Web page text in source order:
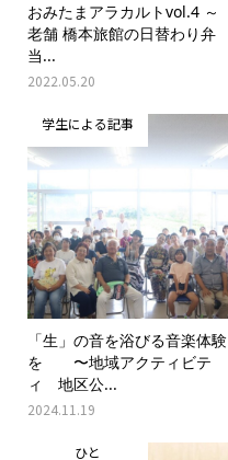
おみたまアラカルトvol.4 ～
老舗 橋本旅館の日替わり弁
当...
2022.05.20
学生による記事
「生」の音を浴びる音楽体験
を 〜地域アクティビテ
ィ 地区公...
2024.11.19
ひと